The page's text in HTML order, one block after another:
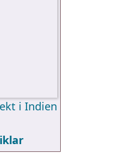
i Indien